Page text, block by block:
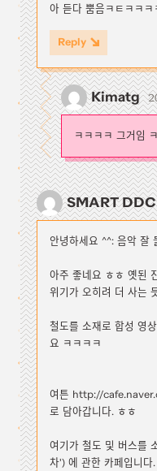
아 듣다 뿜음ㅋㅌㅋㅋㅋ
Reply
Kimatg
ㅋㅋㅋㅋ 그거임
SMART DDC
안녕하세요 ^^: 음악 잘
아주 좋네요 ㅎㅎ 옛된
위기가 오히려 더 사는
철도를 소재로 합성 영
요 ㅋㅋㅋㅋ
여튼 http://
로 담아갑니다. ㅎㅎ
여기가 철도 및 버스를
차') 에 관한 카페입니다.